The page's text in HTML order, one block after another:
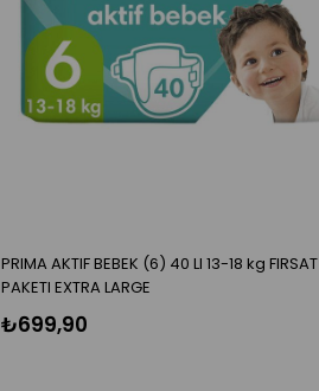
PRIMA AKTIF BEBEK (6) 40 LI 13-18 kg FIRSAT
PAKETI EXTRA LARGE
₺699,90